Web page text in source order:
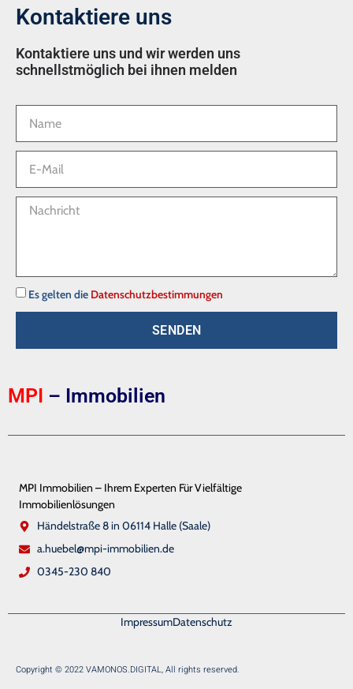
Kontaktiere uns
Kontaktiere uns und wir werden uns
schnellstmöglich bei ihnen melden
Es gelten die Datenschutzbestimmungen
SENDEN
MPI – Immobilien
MPI Immobilien – Ihrem Experten Für Vielfältige
Immobilienlösungen
Händelstraße 8 in 06114 Halle (Saale)
a.huebel@mpi-immobilien.de
0345-230 840
ImpressumDatenschutz
Copyright © 2022 VAMONOS.DIGITAL, All rights reserved.